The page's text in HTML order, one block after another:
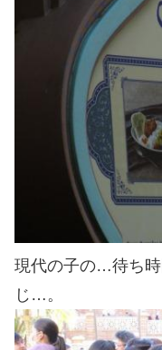
現代の子の…待ち時
じ…。